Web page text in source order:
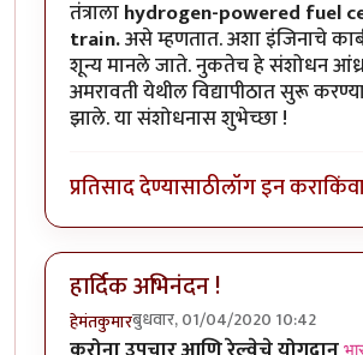
तंत्रालाhydrogen-powered fuel
train.असे म्हणतात. अशा इंजिनाचे
शून्य मानले जाते. नुकतेच हे संशोधन
अमरावती येथील विद्यापीठात सुरू
झाले. या संशोधनास शुभेच्छा !
प्रतिसाद देण्यासाठीलॉग इन करा
हार्दिक अभिनंदन !
हेमंतकुमारबुधवार, 01/04/2020 10:42